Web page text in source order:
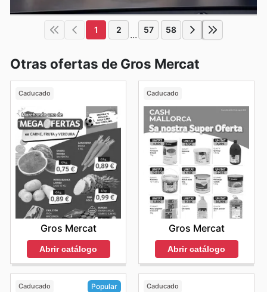
1 2 ... 57 58
Otras ofertas de Gros Mercat
Caducado
Gros Mercat
Abrir catálogo
Caducado
Gros Mercat
Abrir catálogo
Caducado Popular Caducado